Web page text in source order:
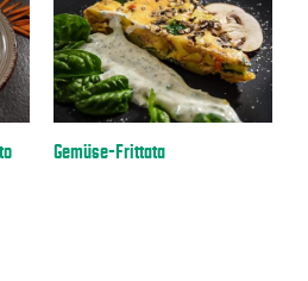
Gemüse-Frittata